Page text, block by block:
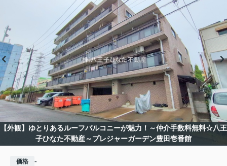
【外観】ゆとりあるルーフバルコニーが魅力！～仲介手数料無料☆八王
子ひなた不動産～プレジャーガーデン豊田壱番館
価格 -